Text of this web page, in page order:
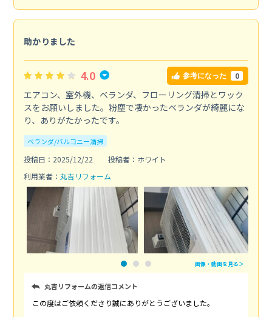
助かりました
4.0 参考になった 0
エアコン、室外機、ベランダ、フローリング清掃とワック
スをお願いしました。粉塵で凄かったベランダが綺麗にな
り、ありがたかったです。
ベランダ/バルコニー清掃
投稿日：2025/12/22
投稿者：ホワイト
利用業者： 丸吉リフォーム
画像・動画を見る＞
丸吉リフォームの返信コメント
この度はご依頼くださり誠にありがとうございました。